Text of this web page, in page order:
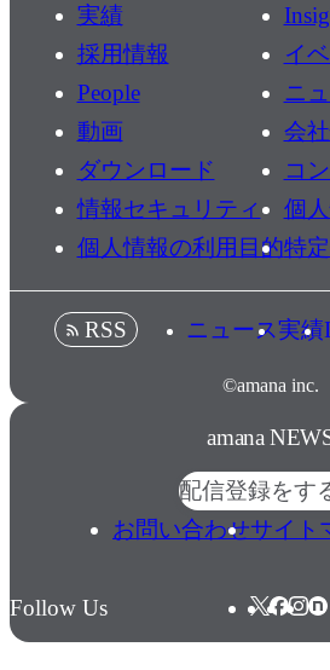
実績
採用情報
イ
People
ニ
動画
会
ダウンロード
コ
情報セキュリティ
個
個人情報の利用目的特
©amana inc.
RSS ニュース実績
amana
配信登録をす
お問い合わせサイト
Follow Us